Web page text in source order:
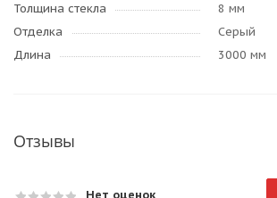
Толщина стекла
8 мм
Отделка
Серый
Длина
3000 мм
Отзывы
Нет оценок